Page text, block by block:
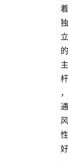
着
独
立
的
主
杆
，
通
风
性
好